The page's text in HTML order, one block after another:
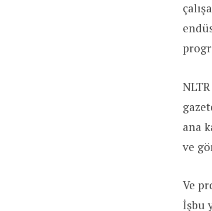
ana
ve
Ve
İşbu